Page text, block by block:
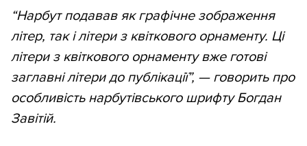
“Нарбут подавав як графічне зображення
літер, так і літери з квіткового орнаменту. Ці
літери з квіткового орнаменту вже готові
заглавні літери до публікації”, — говорить про
особливість нарбутівського шрифту Богдан
Завітій.